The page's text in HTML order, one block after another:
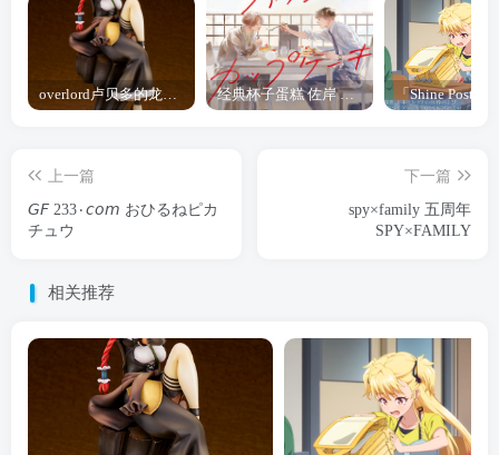
overlord卢贝多的龙王谁厉害 「Overlord」露普斯蕾琪娜·贝塔手办开订 经典杯子蛋糕 佐岸 漫画「经典杯子蛋糕」宣布真人日剧化
上一篇
𝘎𝘍 233۰𝘤𝘰𝘮 おひるねピカ
チュウ
下一篇
spy×family 五周年
SPY×FAMILY
相关推荐